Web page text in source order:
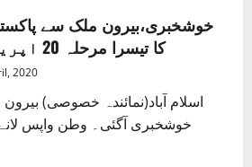
خوشخبری،بیرون ملک سے
کا تیسرا مرحلہ 20 اپریل سے شروع ہوگا
2020
اسلام آباد(نمائندہ خصوصی) بیرون
خوشخبری آگئی۔ وطن واپس لانے